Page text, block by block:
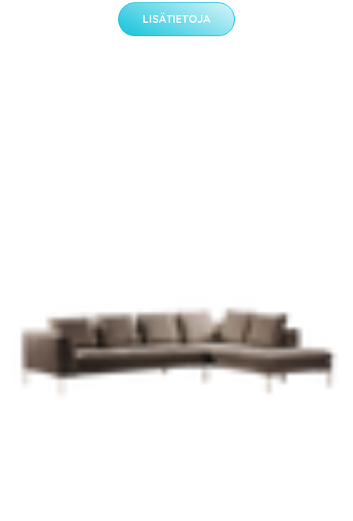
LISÄTIETOJA